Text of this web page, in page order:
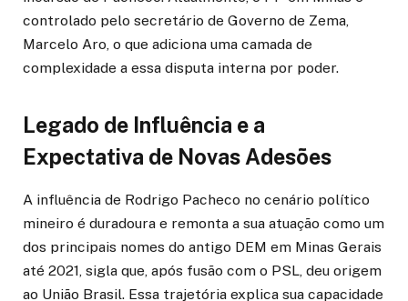
controlado pelo secretário de Governo de Zema,
Marcelo Aro, o que adiciona uma camada de
complexidade a essa disputa interna por poder.
Legado de Influência e a
Expectativa de Novas Adesões
A influência de Rodrigo Pacheco no cenário político
mineiro é duradoura e remonta a sua atuação como um
dos principais nomes do antigo DEM em Minas Gerais
até 2021, sigla que, após fusão com o PSL, deu origem
ao União Brasil. Essa trajetória explica sua capacidade